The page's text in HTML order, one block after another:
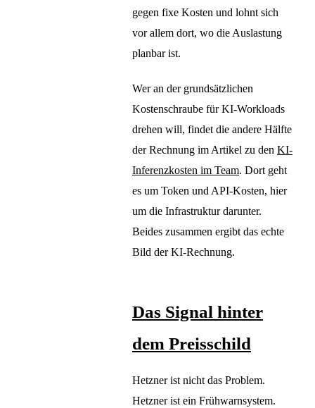
gegen fixe Kosten und lohnt sich
vor allem dort, wo die Auslastung
planbar ist.
Wer an der grundsätzlichen
Kostenschraube für KI-Workloads
drehen will, findet die andere Hälfte
der Rechnung im Artikel zu den KI-
Inferenzkosten im Team. Dort geht
es um Token und API-Kosten, hier
um die Infrastruktur darunter.
Beides zusammen ergibt das echte
Bild der KI-Rechnung.
Das Signal hinter
dem Preisschild
Hetzner ist nicht das Problem.
Hetzner ist ein Frühwarnsystem.